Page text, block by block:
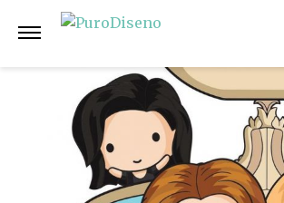
Anterior Siguiente